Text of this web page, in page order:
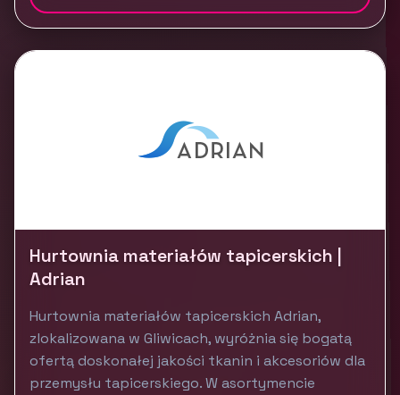
Hurtownia materiałów tapicerskich |
Adrian
Hurtownia materiałów tapicerskich Adrian,
zlokalizowana w Gliwicach, wyróżnia się bogatą
ofertą doskonałej jakości tkanin i akcesoriów dla
przemysłu tapicerskiego. W asortymencie